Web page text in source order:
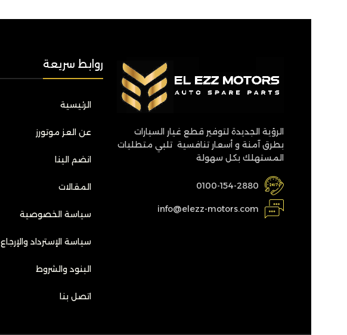
الرؤية الجديدة لتوفير قطع غيار السيارات
بطرق آمنة و أسعار تنافسية تلبي متطلبات
المستهلك بكل سهولة
0100-154-2880
info@elezz-motors.com
روابط سريعة
الرئيسية
عن العز موتورز
انضم الينا
المقالات
سياسة الخصوصية
سياسة الإسترداد والإرجاع
البنود والشروط
اتصل بنا